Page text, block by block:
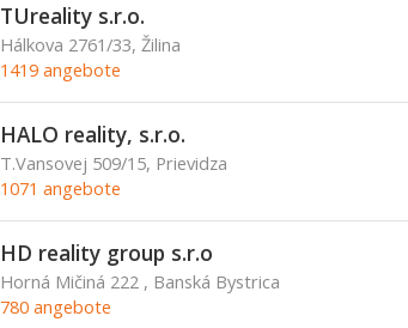
TUreality s.r.o.
Hálkova 2761/33, Žilina
1419 angebote
HALO reality, s.r.o.
T.Vansovej 509/15, Prievidza
1071 angebote
HD reality group s.r.o
Horná Mičiná 222 , Banská Bystrica
780 angebote